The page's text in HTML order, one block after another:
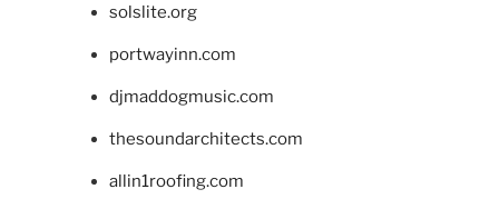
solslite.org
portwayinn.com
djmaddogmusic.com
thesoundarchitects.com
allin1roofing.com